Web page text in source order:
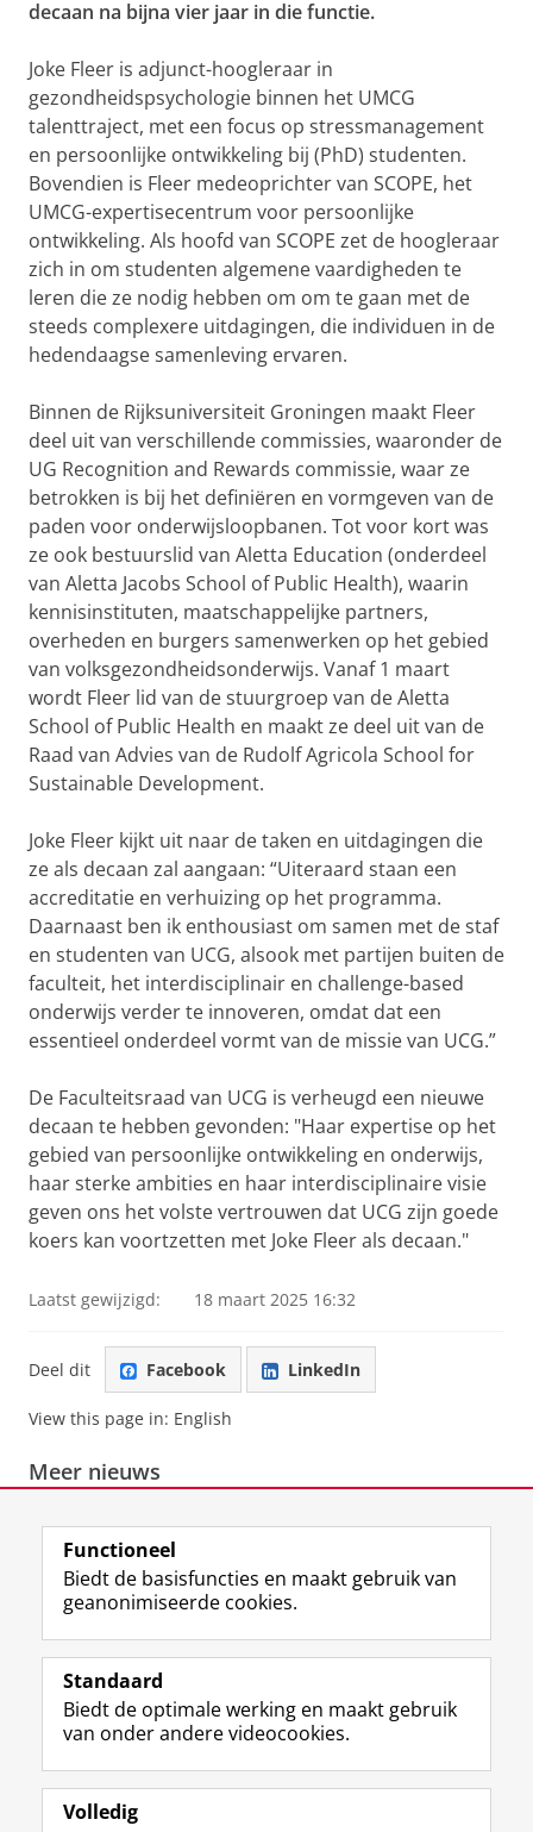
decaan na bijna vier jaar in die functie.
Joke Fleer is adjunct-hoogleraar in
gezondheidspsychologie binnen het UMCG
talenttraject, met een focus op stressmanagement
en persoonlijke ontwikkeling bij (PhD) studenten.
Bovendien is Fleer medeoprichter van SCOPE, het
UMCG-expertisecentrum voor persoonlijke
ontwikkeling. Als hoofd van SCOPE zet de hoogleraar
zich in om studenten algemene vaardigheden te
leren die ze nodig hebben om om te gaan met de
steeds complexere uitdagingen, die individuen in de
hedendaagse samenleving ervaren.
Binnen de Rijksuniversiteit Groningen maakt Fleer
deel uit van verschillende commissies, waaronder de
UG Recognition and Rewards commissie, waar ze
betrokken is bij het definiëren en vormgeven van de
paden voor onderwijsloopbanen. Tot voor kort was
ze ook bestuurslid van Aletta Education (onderdeel
van Aletta Jacobs School of Public Health), waarin
kennisinstituten, maatschappelijke partners,
overheden en burgers samenwerken op het gebied
van volksgezondheidsonderwijs. Vanaf 1 maart
wordt Fleer lid van de stuurgroep van de Aletta
School of Public Health en maakt ze deel uit van de
Raad van Advies van de Rudolf Agricola School for
Sustainable Development.
Joke Fleer kijkt uit naar de taken en uitdagingen die
ze als decaan zal aangaan: “Uiteraard staan een
accreditatie en verhuizing op het programma.
Daarnaast ben ik enthousiast om samen met de staf
en studenten van UCG, alsook met partijen buiten de
faculteit, het interdisciplinair en challenge-based
onderwijs verder te innoveren, omdat dat een
essentieel onderdeel vormt van de missie van UCG.”
De Faculteitsraad van UCG is verheugd een nieuwe
decaan te hebben gevonden: "Haar expertise op het
gebied van persoonlijke ontwikkeling en onderwijs,
haar sterke ambities en haar interdisciplinaire visie
geven ons het volste vertrouwen dat UCG zijn goede
koers kan voortzetten met Joke Fleer als decaan."
Laatst gewijzigd: 18 maart 2025 16:32
Deel dit Facebook LinkedIn
View this page in: English
Meer nieuws
Volg de RUG
F
a
e
b
o
L
i
k
e
I
R
S
-
f
e
I
n
t
r
Y
o
T
e
Studiekiezers
Alumni
Functioneel
Biedt de basisfuncties en maakt gebruik van
geanonimiseerde cookies.
Standaard
Biedt de optimale werking en maakt gebruik
van onder andere videocookies.
Volledig